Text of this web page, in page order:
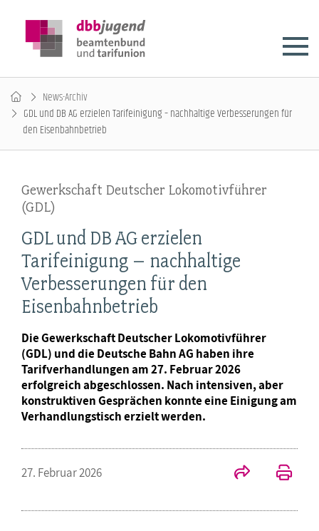
News-Archiv
GDL und DB AG erzielen Tarifeinigung – nachhaltige Verbesserungen für
den Eisenbahnbetrieb
Gewerkschaft Deutscher Lokomotivführer
(GDL)
GDL und DB AG erzielen
Tarifeinigung – nachhaltige
Verbesserungen für den
Eisenbahnbetrieb
Die Gewerkschaft Deutscher Lokomotivführer
(GDL) und die Deutsche Bahn AG haben ihre
Tarifverhandlungen am 27. Februar 2026
erfolgreich abgeschlossen. Nach intensiven, aber
konstruktiven Gesprächen konnte eine Einigung am
Verhandlungstisch erzielt werden.
27. Februar 2026